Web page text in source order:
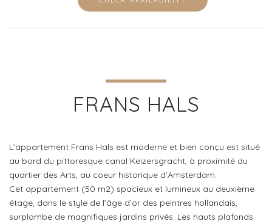
FRANS HALS
L’appartement Frans Hals est moderne et bien conçu est situé
au bord du pittoresque canal Keizersgracht, à proximité du
quartier des Arts, au coeur historique d’Amsterdam.
Cet appartement (50 m2) spacieux et lumineux au deuxième
étage, dans le style de l’âge d’or des peintres hollandais,
surplombe de magnifiques jardins privés. Les hauts plafonds